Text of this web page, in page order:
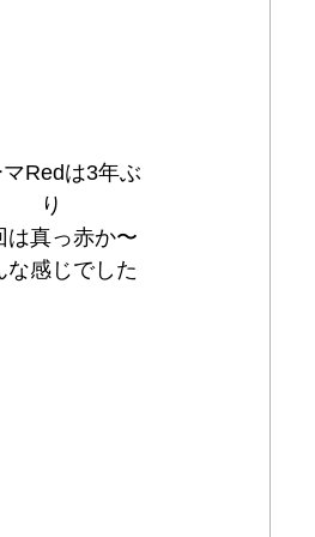
Redは3年ぶ
り
は真っ赤か〜
な感じでした